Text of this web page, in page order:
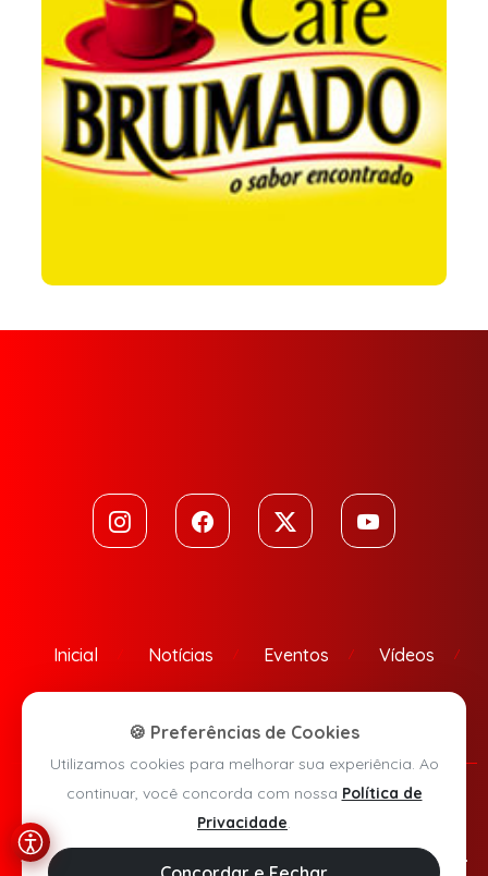
Inicial Notícias Eventos Vídeos
Política de Privacidade
Agora Sudoeste © 2026 - Todos os direitos reservados.
🍪 Preferências de Cookies
Utilizamos cookies para melhorar sua experiência. Ao
continuar, você concorda com nossa Política de
Privacidade.